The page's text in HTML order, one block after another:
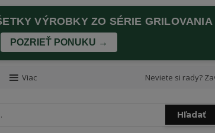
VÝROBKY ZO SÉRIE GRILOVANIA
POZRIEŤ PONUKU →
Viac
Hľadať
Neviete si rady?